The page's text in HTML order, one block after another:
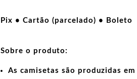
Minh
Pix • Cartão (parcelado) • Boleto
Sobre o produto:
As camisetas são produzidas